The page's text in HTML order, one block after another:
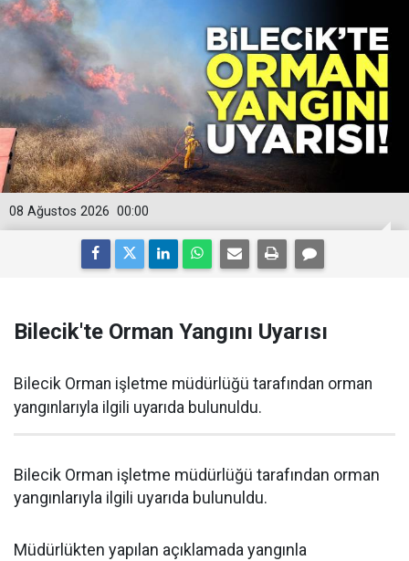
00:00
08 Ağustos 2026
Bilecik'te Orman Yangını Uyarısı
Bilecik Orman işletme müdürlüğü tarafından orman
yangınlarıyla ilgili uyarıda bulunuldu.
Bilecik Orman işletme müdürlüğü tarafından orman
yangınlarıyla ilgili uyarıda bulunuldu.
Müdürlükten yapılan açıklamada yangınla